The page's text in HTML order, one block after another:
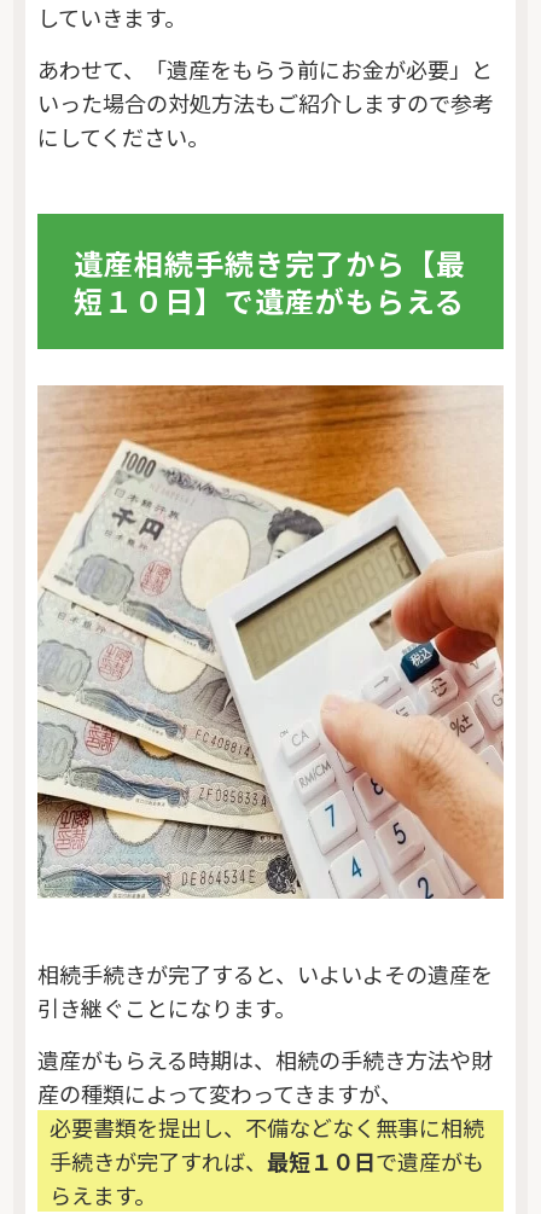
していきます。
あわせて、「遺産をもらう前にお金が必要」と
いった場合の対処方法もご紹介しますので参考
にしてください。
遺産相続手続き完了から【最
短１０日】で遺産がもらえる
相続手続きが完了すると、いよいよその遺産を
引き継ぐことになります。
遺産がもらえる時期は、相続の手続き方法や財
産の種類によって変わってきますが、
必要書類を提出し、不備などなく無事に相続
手続きが完了すれば、最短１０日で遺産がも
らえます。